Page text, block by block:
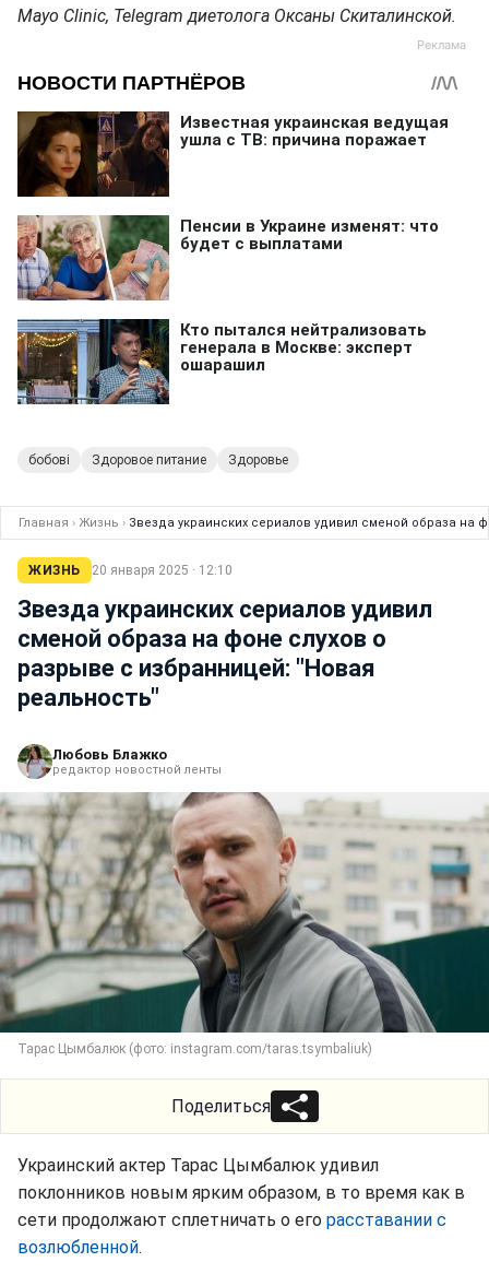
Mayo Clinic, Telegram диетолога Оксаны Скиталинской.
бобові Здоровое питание Здоровье
Главная › Жизнь › Звезда украинских сериалов удивил сменой образа на
ЖИЗНЬ 20 января 2025 · 12:10
Звезда украинских сериалов удивил
сменой образа на фоне слухов о
разрыве с избранницей: "Новая
реальность"
Любовь Блажко
редактор новостной ленты
Тарас Цымбалюк (фото: instagram.com/taras.tsymbaliuk)
Поделиться
Украинский актер Тарас Цымбалюк удивил
поклонников новым ярким образом, в то время как в
сети продолжают сплетничать о его расставании с
возлюбленной.